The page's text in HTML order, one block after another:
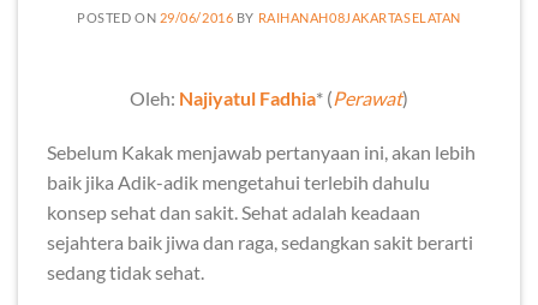
POSTED ON 29/06/2016 BY RAIHANAH08JAKARTASELATAN
Oleh: Najiyatul Fadhia* (Perawat)
Sebelum Kakak menjawab pertanyaan ini, akan lebih
baik jika Adik-adik mengetahui terlebih dahulu
konsep sehat dan sakit. Sehat adalah keadaan
sejahtera baik jiwa dan raga, sedangkan sakit berarti
sedang tidak sehat.